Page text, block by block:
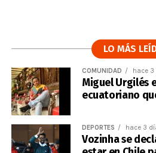
LO MÁS
COMUNIDAD hace 3
Miguel Urgilés
ecuatoriano
DEPORTES hace 3
Vozinha se